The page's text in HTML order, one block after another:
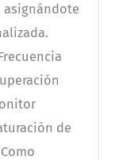
asignándote
de